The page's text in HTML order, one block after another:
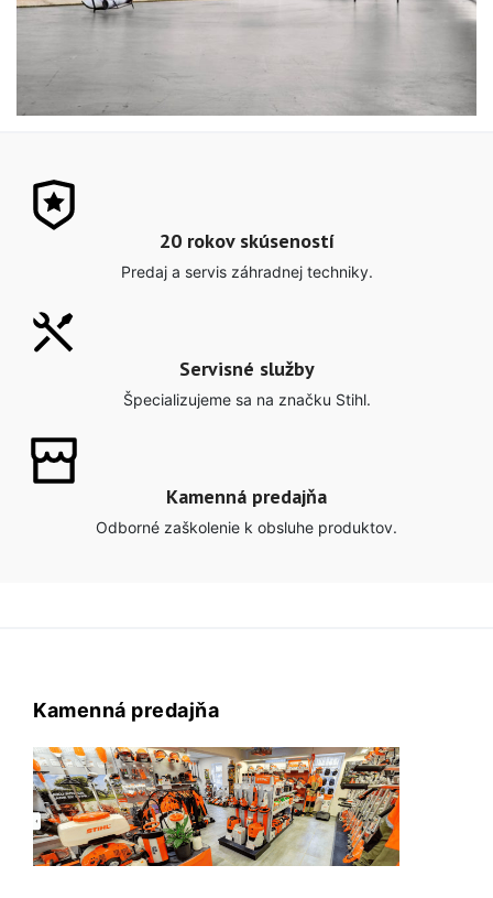
Rhoncus quisque sollicitudin
20 rokov skúseností
Predaj a servis záhradnej techniky.
Servisné služby
Špecializujeme sa na značku Stihl.
Kamenná predajňa
Odborné zaškolenie k obsluhe produktov.
Kamenná predajňa